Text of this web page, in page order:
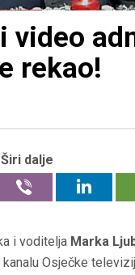
rekao!
Širi dalje
i voditelja Marka
Osječke